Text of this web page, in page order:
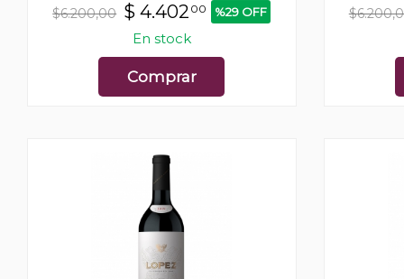
$6.200,00 $4.402 00 %29 OFF
En stock
Comprar